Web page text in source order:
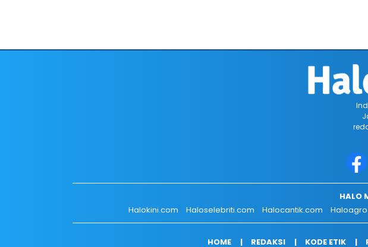
HALO
Halokini.com
Haloselebriti.com Halocantik.com
HOME REDAKSI KODE ETIK